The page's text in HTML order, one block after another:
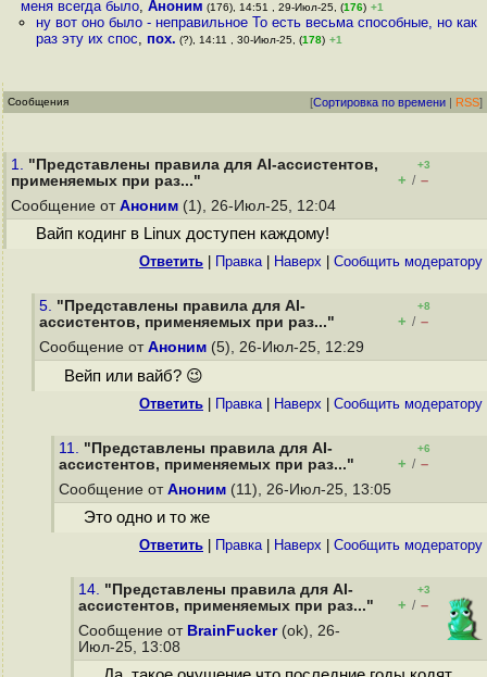
меня всегда было,Аноним (176), 14:51 , 29-Июл-25, (176) +1
ну вот оно было - неправильное То есть весьма способные, но как
раз эту их спос, пох. (?), 14:11 , 30-Июл-25, (178) +1
Сообщения [Сортировка по времени | RSS]
1. "Представлены правила для AI-ассистентов,
применяемых при раз..."
+3
+ / –
Сообщение от Аноним (1), 26-Июл-25, 12:04
Вайп кодинг в Linux доступен каждому!
Ответить Правка| Наверх Cообщить модератору
5. "Представлены правила для AI-
ассистентов, применяемых при раз..."
+8
+ / –
Сообщение от Аноним (5), 26-Июл-25, 12:29
Вейп или вайб? 😉
Ответить Правка| Наверх Cообщить модератору
11. "Представлены правила для AI-
ассистентов, применяемых при раз..."
+6
+ / –
Сообщение от Аноним (11), 26-Июл-25, 13:05
Это одно и то же
Ответить Правка| Наверх Cообщить модератору
14. "Представлены правила для AI-
ассистентов, применяемых при раз..."
+3
+ / –
Сообщение от BrainFucker(ok), 26-
Июл-25, 13:08